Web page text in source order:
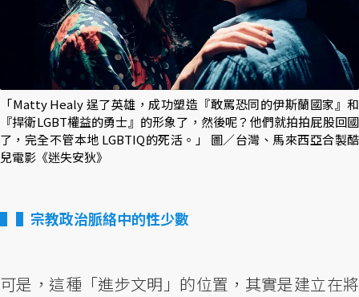
「Matty Healy 逞了英雄，成功塑造『敢罵恐同的伊斯蘭國家』和
『捍衛LGBT權益的勇士』的形象了，然後呢？他們就拍拍屁股回國
了，完全不管本地 LGBTIQ的死活。」 圖／台灣、馬來西亞合製酷
兒電影《迷失安狄》
▌宗教政治脈絡中的性少數
可是，這種「進步文明」的位置，其實是建立在將